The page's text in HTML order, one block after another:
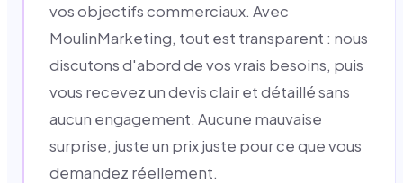
vos objectifs commerciaux. Avec
MoulinMarketing, tout est transparent : nous
discutons d'abord de vos vrais besoins, puis
vous recevez un devis clair et détaillé sans
aucun engagement. Aucune mauvaise
surprise, juste un prix juste pour ce que vous
demandez réellement.